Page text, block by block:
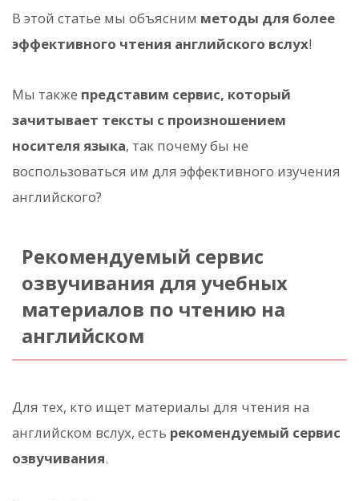
В этой статье мы объясним методы для более
эффективного чтения английского вслух!
Мы также представим сервис, который
зачитывает тексты с произношением
носителя языка, так почему бы не
воспользоваться им для эффективного изучения
английского?
Рекомендуемый сервис
озвучивания для учебных
материалов по чтению на
английском
Для тех, кто ищет материалы для чтения на
английском вслух, есть рекомендуемый сервис
озвучивания.